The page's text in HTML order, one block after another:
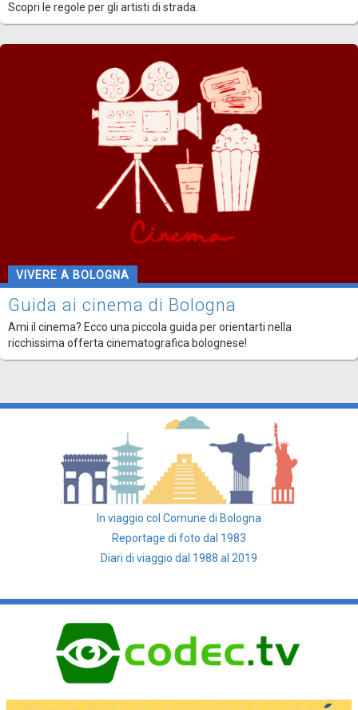
Scopri le regole per gli artisti di strada.
VIVERE A BOLOGNA
Guida ai cinema di Bologna
Ami il cinema? Ecco una piccola guida per orientarti nella
ricchissima offerta cinematografica bolognese!
In viaggio col Comune di Bologna
Reportage di foto dal 1983
Diari di viaggio dal 1988 al 2019